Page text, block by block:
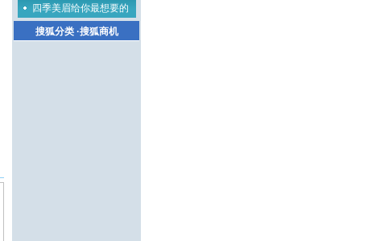
四季美眉给你最想要的
搜狐分类·搜狐商机